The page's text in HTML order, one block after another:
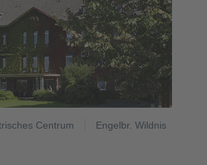
Centrum Engelbr. Wildnis